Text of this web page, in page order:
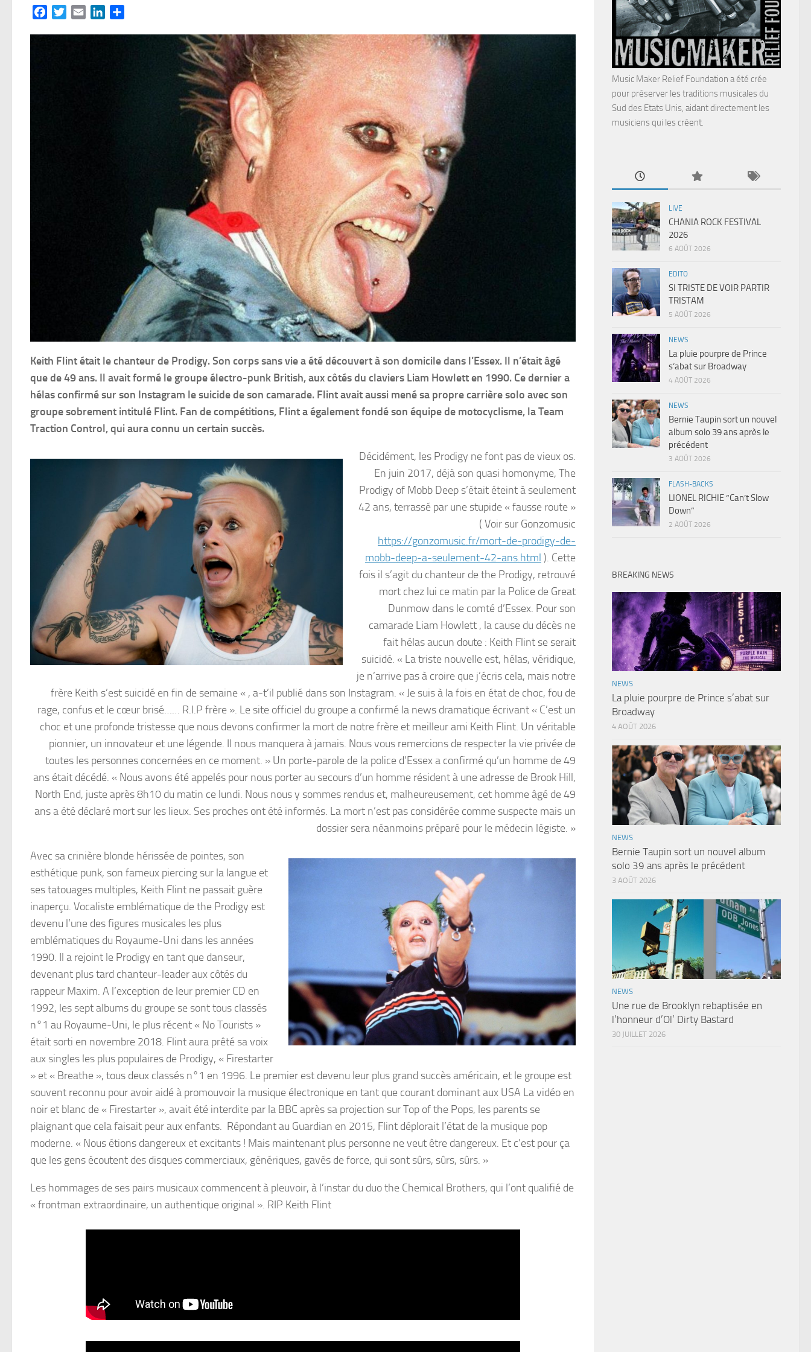
FacebookTwitterEmail LinkedIn
Keith Flint était le chanteur de Prodigy. Son corps sans vie a été découvert à son domicile dans l’Essex. Il n’était âgé
que de 49 ans. Il avait formé le groupe électro-punk British, aux côtés du claviers Liam Howlett en 1990. Ce dernier a
hélas confirmé sur son Instagram le suicide de son camarade. Flint avait aussi mené sa propre carrière solo avec son
groupe sobrement intitulé Flint. Fan de compétitions, Flint a également fondé son équipe de motocyclisme, la Team
Traction Control, qui aura connu un certain succès.
Décidément, les Prodigy ne font pas de vieux os.
En juin 2017, déjà son quasi homonyme, The
Prodigy of Mobb Deep s’était éteint à seulement
42 ans, terrassé par une stupide « fausse route »
( Voir sur Gonzomusic
https://gonzomusic.fr/mort-de-prodigy-de-
mobb-deep-a-seulement-42-ans.html ). Cette
fois il s’agit du chanteur de the Prodigy, retrouvé
mort chez lui ce matin par la Police de Great
Dunmow dans le comté d’Essex. Pour son
camarade Liam Howlett , la cause du décès ne
fait hélas aucun doute : Keith Flint se serait
suicidé. « La triste nouvelle est, hélas, véridique,
je n’arrive pas à croire que j’écris cela, mais notre
frère Keith s’est suicidé en fin de semaine « , a-t’il publié dans son Instagram. « Je suis à la fois en état de choc, fou de
rage, confus et le cœur brisé…… R.I.P frère ». Le site officiel du groupe a confirmé la news dramatique écrivant « C’est un
choc et une profonde tristesse que nous devons confirmer la mort de notre frère et meilleur ami Keith Flint. Un véritable
pionnier, un innovateur et une légende. Il nous manquera à jamais. Nous vous remercions de respecter la vie privée de
toutes les personnes concernées en ce moment. » Un porte-parole de la police d’Essex a confirmé qu’un homme de 49
ans était décédé. « Nous avons été appelés pour nous porter au secours d’un homme résident à une adresse de Brook Hill,
North End, juste après 8h10 du matin ce lundi. Nous nous y sommes rendus et, malheureusement, cet homme âgé de 49
ans a été déclaré mort sur les lieux. Ses proches ont été informés. La mort n’est pas considérée comme suspecte mais un
dossier sera néanmoins préparé pour le médecin légiste. »
Avec sa crinière blonde hérissée de pointes, son
esthétique punk, son fameux piercing sur la langue et
ses tatouages multiples, Keith Flint ne passait guère
inaperçu. Vocaliste emblématique de the Prodigy est
devenu l’une des figures musicales les plus
emblématiques du Royaume-Uni dans les années
1990. Il a rejoint le Prodigy en tant que danseur,
devenant plus tard chanteur-leader aux côtés du
rappeur Maxim. A l’exception de leur premier CD en
1992, les sept albums du groupe se sont tous classés
n°1 au Royaume-Uni, le plus récent « No Tourists »
était sorti en novembre 2018. Flint aura prêté sa voix
aux singles les plus populaires de Prodigy, « Firestarter
» et « Breathe », tous deux classés n°1 en 1996. Le premier est devenu leur plus grand succès américain, et le groupe est
souvent reconnu pour avoir aidé à promouvoir la musique électronique en tant que courant dominant aux USA La vidéo en
noir et blanc de « Firestarter », avait été interdite par la BBC après sa projection sur Top of the Pops, les parents se
plaignant que cela faisait peur aux enfants. Répondant au Guardian en 2015, Flint déplorait l’état de la musique pop
moderne. « Nous étions dangereux et excitants ! Mais maintenant plus personne ne veut être dangereux. Et c’est pour ça
que les gens écoutent des disques commerciaux, génériques, gavés de force, qui sont sûrs, sûrs, sûrs. »
Les hommages de ses pairs musicaux commencent à pleuvoir, à l’instar du duo the Chemical Brothers, qui l’ont qualifié de
« frontman extraordinaire, un authentique original ». RIP Keith Flint
Music Maker Relief Foundation a été crée
pour préserver les traditions musicales du
Sud des Etats Unis, aidant directement les
musiciens qui les créent.
LIVE
CHANIA ROCK FESTIVAL
2026
6 AOÛT 2026
EDITO
SI TRISTE DE VOIR PARTIR
TRISTAM
5 AOÛT 2026
NEWS
La pluie pourpre de Prince
s’abat sur Broadway
4 AOÛT 2026
NEWS
Bernie Taupin sort un nouvel
album solo 39 ans après le
précédent
3 AOÛT 2026
FLASH-BACKS
LIONEL RICHIE “Can’t Slow
Down”
2 AOÛT 2026
BREAKING NEWS
NEWS
La pluie pourpre de Prince s’abat sur
Broadway
4 AOÛT 2026
NEWS
Bernie Taupin sort un nouvel album
solo 39 ans après le précédent
3 AOÛT 2026
NEWS
Une rue de Brooklyn rebaptisée en
l’honneur d’Ol’ Dirty Bastard
30 JUILLET 2026